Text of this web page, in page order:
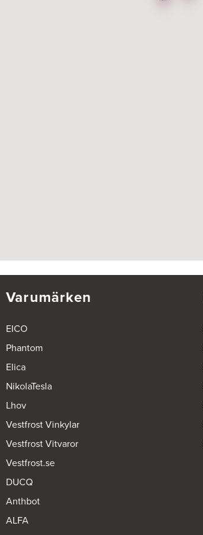
Varumärken
EICO
Phantom
Elica
NikolaTesla
Lhov
Vestfrost Vinkylar
Vestfrost Vitvaror
Vestfrost.se
DUCQ
Anthbot
ALFA